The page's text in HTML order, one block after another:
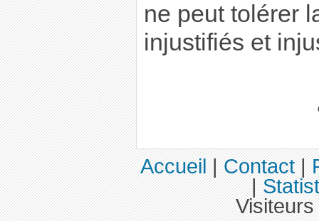
ne peut tolérer
injustifiés et
Accueil|Contact|
|